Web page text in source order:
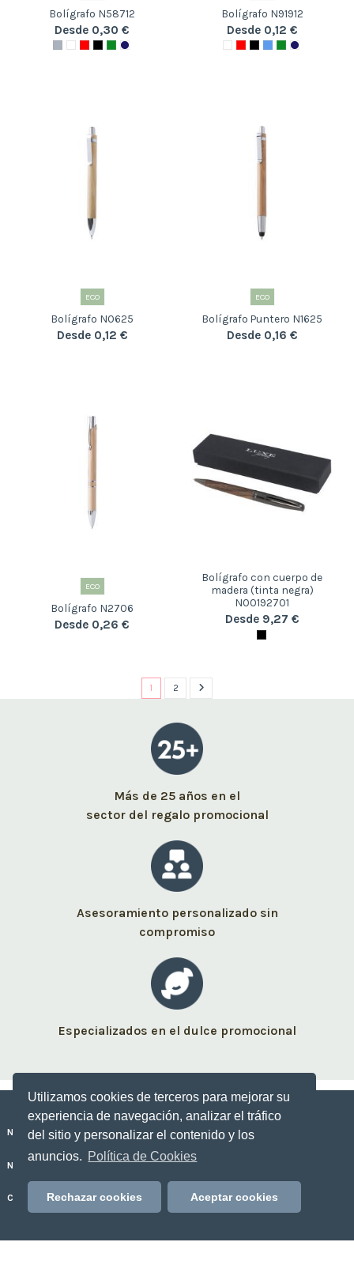
Utilizamos cookies de terceros para mejorar su
experiencia de navegación, analizar el tráfico
del sitio y personalizar el contenido y los
anuncios. Política de Cookies
Rechazar cookies Aceptar cookies
Bolígrafo N58712
Desde 0,30 €
Bolígrafo N91912
Desde 0,12 €
ECO
Bolígrafo N0625
Desde 0,12 €
ECO
Bolígrafo Puntero N1625
Desde 0,16 €
ECO
Bolígrafo N2706
Desde 0,26 €
Bolígrafo con cuerpo de
madera (tinta negra)
N00192701
Desde 9,27 €
1 2
Más de 25 años en el
sector del regalo promocional
Asesoramiento personalizado sin
compromiso
Especializados en el dulce promocional
Nuestros dulces personalizados
No Sólo Dulce
Contacto